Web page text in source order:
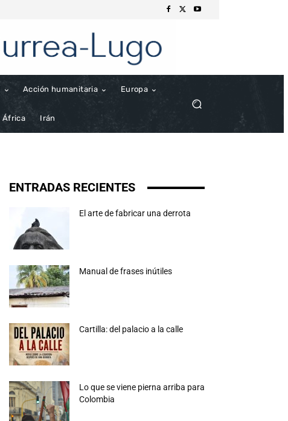
Acción humanitaria Europa
África Irán
ENTRADAS RECIENTES
El arte de fabricar una derrota
Manual de frases inútiles
Cartilla: del palacio a la calle
Lo que se viene pierna arriba para
Colombia